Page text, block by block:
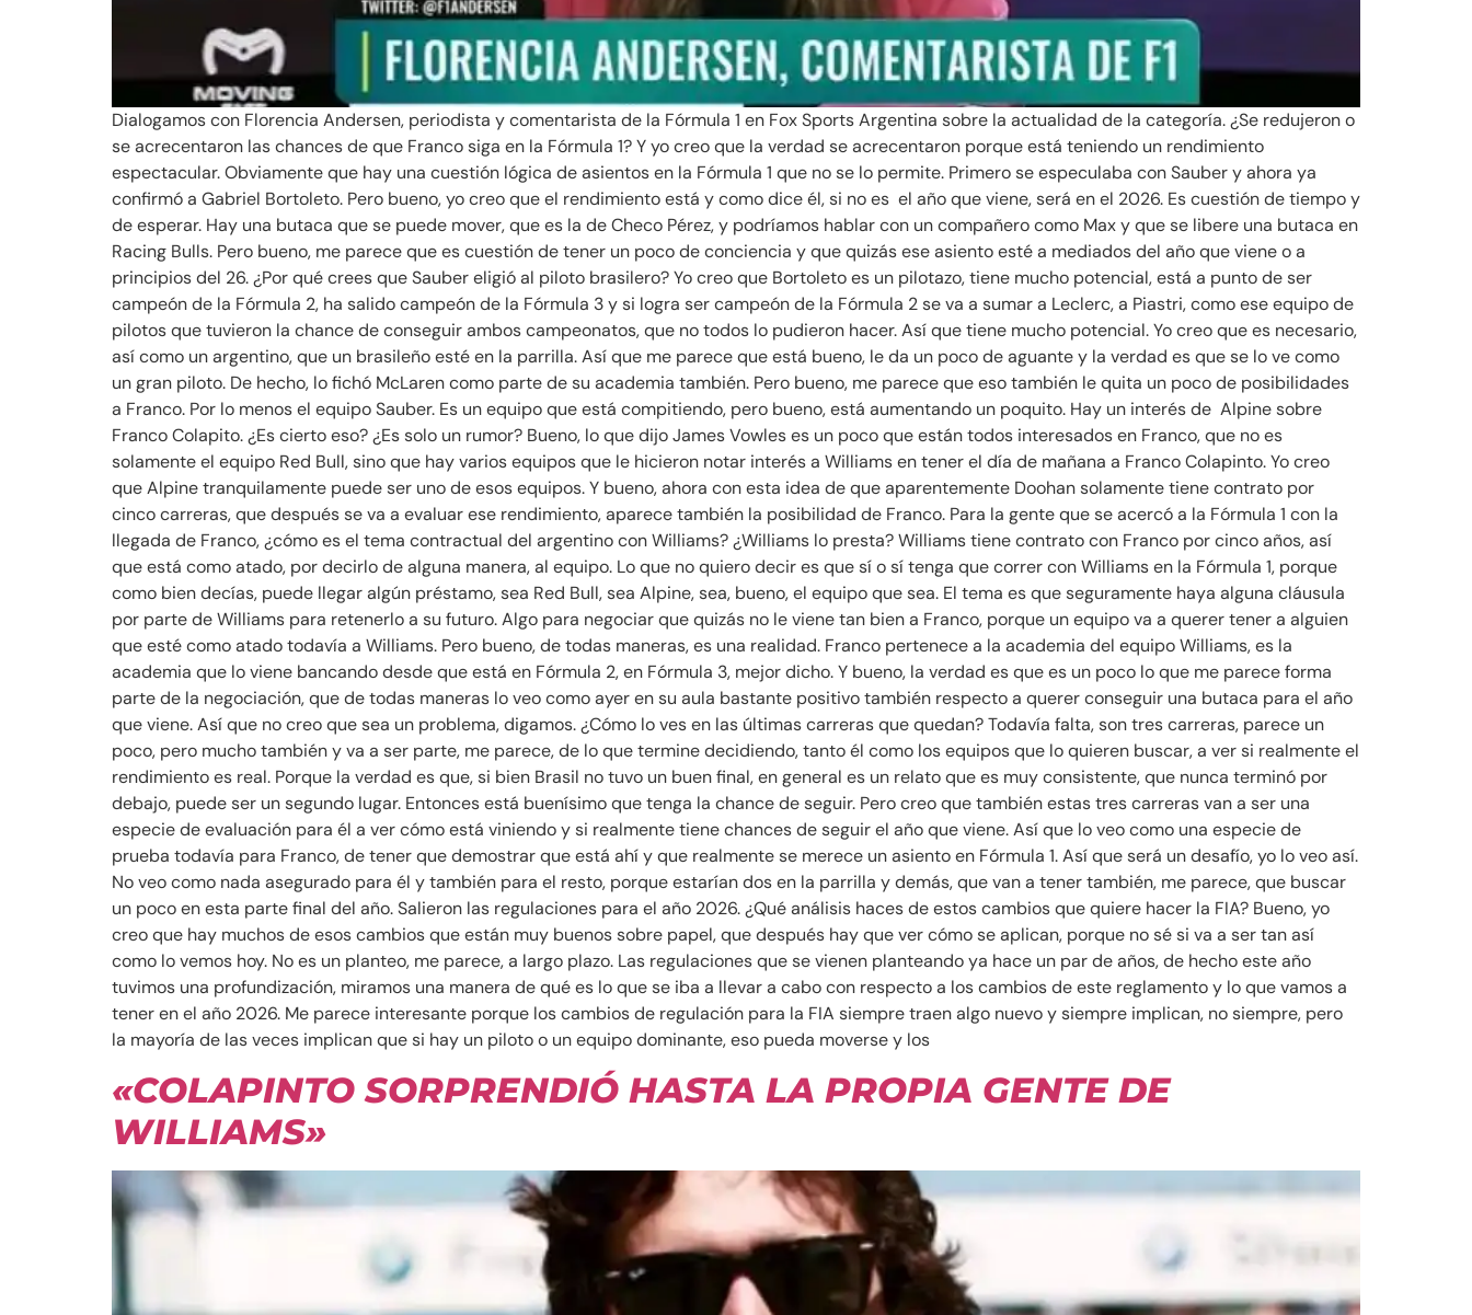
Dialogamos con Florencia Andersen, periodista y comentarista de la Fórmula 1 en Fox Sports Argentina sobre la actualidad de la categoría. ¿Se redujeron o
se acrecentaron las chances de que Franco siga en la Fórmula 1? Y yo creo que la verdad se acrecentaron porque está teniendo un rendimiento
espectacular. Obviamente que hay una cuestión lógica de asientos en la Fórmula 1 que no se lo permite. Primero se especulaba con Sauber y ahora ya
confirmó a Gabriel Bortoleto. Pero bueno, yo creo que el rendimiento está y como dice él, si no es el año que viene, será en el 2026. Es cuestión de tiempo y
de esperar. Hay una butaca que se puede mover, que es la de Checo Pérez, y podríamos hablar con un compañero como Max y que se libere una butaca en
Racing Bulls. Pero bueno, me parece que es cuestión de tener un poco de conciencia y que quizás ese asiento esté a mediados del año que viene o a
principios del 26. ¿Por qué crees que Sauber eligió al piloto brasilero? Yo creo que Bortoleto es un pilotazo, tiene mucho potencial, está a punto de ser
campeón de la Fórmula 2, ha salido campeón de la Fórmula 3 y si logra ser campeón de la Fórmula 2 se va a sumar a Leclerc, a Piastri, como ese equipo de
pilotos que tuvieron la chance de conseguir ambos campeonatos, que no todos lo pudieron hacer. Así que tiene mucho potencial. Yo creo que es necesario,
así como un argentino, que un brasileño esté en la parrilla. Así que me parece que está bueno, le da un poco de aguante y la verdad es que se lo ve como
un gran piloto. De hecho, lo fichó McLaren como parte de su academia también. Pero bueno, me parece que eso también le quita un poco de posibilidades
a Franco. Por lo menos el equipo Sauber. Es un equipo que está compitiendo, pero bueno, está aumentando un poquito. Hay un interés de Alpine sobre
Franco Colapito. ¿Es cierto eso? ¿Es solo un rumor? Bueno, lo que dijo James Vowles es un poco que están todos interesados en Franco, que no es
solamente el equipo Red Bull, sino que hay varios equipos que le hicieron notar interés a Williams en tener el día de mañana a Franco Colapinto. Yo creo
que Alpine tranquilamente puede ser uno de esos equipos. Y bueno, ahora con esta idea de que aparentemente Doohan solamente tiene contrato por
cinco carreras, que después se va a evaluar ese rendimiento, aparece también la posibilidad de Franco. Para la gente que se acercó a la Fórmula 1 con la
llegada de Franco, ¿cómo es el tema contractual del argentino con Williams? ¿Williams lo presta? Williams tiene contrato con Franco por cinco años, así
que está como atado, por decirlo de alguna manera, al equipo. Lo que no quiero decir es que sí o sí tenga que correr con Williams en la Fórmula 1, porque
como bien decías, puede llegar algún préstamo, sea Red Bull, sea Alpine, sea, bueno, el equipo que sea. El tema es que seguramente haya alguna cláusula
por parte de Williams para retenerlo a su futuro. Algo para negociar que quizás no le viene tan bien a Franco, porque un equipo va a querer tener a alguien
que esté como atado todavía a Williams. Pero bueno, de todas maneras, es una realidad. Franco pertenece a la academia del equipo Williams, es la
academia que lo viene bancando desde que está en Fórmula 2, en Fórmula 3, mejor dicho. Y bueno, la verdad es que es un poco lo que me parece forma
parte de la negociación, que de todas maneras lo veo como ayer en su aula bastante positivo también respecto a querer conseguir una butaca para el año
que viene. Así que no creo que sea un problema, digamos. ¿Cómo lo ves en las últimas carreras que quedan? Todavía falta, son tres carreras, parece un
poco, pero mucho también y va a ser parte, me parece, de lo que termine decidiendo, tanto él como los equipos que lo quieren buscar, a ver si realmente el
rendimiento es real. Porque la verdad es que, si bien Brasil no tuvo un buen final, en general es un relato que es muy consistente, que nunca terminó por
debajo, puede ser un segundo lugar. Entonces está buenísimo que tenga la chance de seguir. Pero creo que también estas tres carreras van a ser una
especie de evaluación para él a ver cómo está viniendo y si realmente tiene chances de seguir el año que viene. Así que lo veo como una especie de
prueba todavía para Franco, de tener que demostrar que está ahí y que realmente se merece un asiento en Fórmula 1. Así que será un desafío, yo lo veo así.
No veo como nada asegurado para él y también para el resto, porque estarían dos en la parrilla y demás, que van a tener también, me parece, que buscar
un poco en esta parte final del año. Salieron las regulaciones para el año 2026. ¿Qué análisis haces de estos cambios que quiere hacer la FIA? Bueno, yo
creo que hay muchos de esos cambios que están muy buenos sobre papel, que después hay que ver cómo se aplican, porque no sé si va a ser tan así
como lo vemos hoy. No es un planteo, me parece, a largo plazo. Las regulaciones que se vienen planteando ya hace un par de años, de hecho este año
tuvimos una profundización, miramos una manera de qué es lo que se iba a llevar a cabo con respecto a los cambios de este reglamento y lo que vamos a
tener en el año 2026. Me parece interesante porque los cambios de regulación para la FIA siempre traen algo nuevo y siempre implican, no siempre, pero
la mayoría de las veces implican que si hay un piloto o un equipo dominante, eso pueda moverse y los
«COLAPINTO SORPRENDIÓ HASTA LA PROPIA GENTE DE
WILLIAMS»